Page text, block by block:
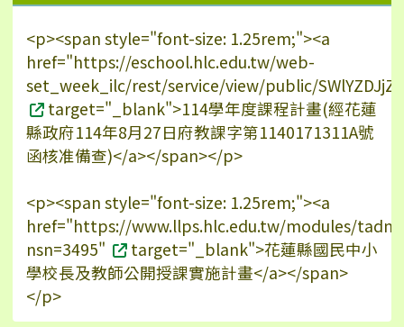
<p><span style="font-size: 1.25rem;"><a
href="https://eschool.hlc.edu.tw/web-
set_week_ilc/rest/service/view/public/
target="_blank">114學年度課程計畫(經花蓮
縣政府114年8月27日府教課字第1140171311A號
函核准備查)</a></span></p>
<p><span style="font-size: 1.25rem;"><a
href="https://www.llps.hlc.edu.tw/modules/
nsn=3495"
target="_blank">花蓮縣國民中小
學校長及教師公開授課實施計畫</a></span>
</p>